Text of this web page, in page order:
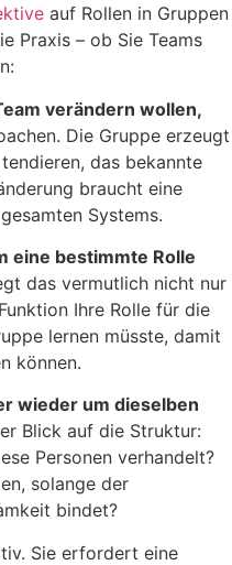
auf Rollen in Gruppen
Praxis – ob Sie Teams
verändern wollen,
Die Gruppe erzeugt
das bekannte
braucht eine
Systems.
eine bestimmte Rolle
das vermutlich nicht nur
Ihre Rolle für die
lernen müsste, damit
können.
wieder um dieselben
Blick auf die Struktur:
Personen verhandelt?
solange der
bindet?
Sie erfordert eine